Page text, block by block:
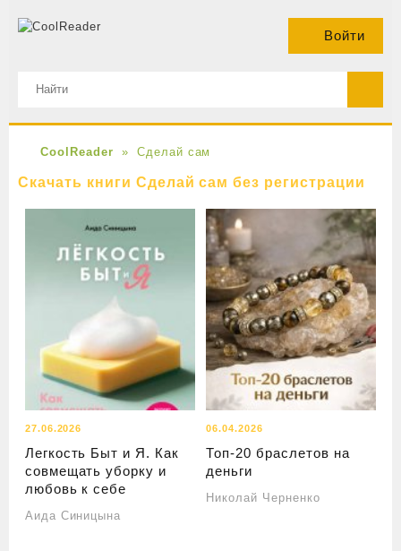
Войти
CoolReader Сделай сам
Скачать книги Сделай сам без регистрации
27.06.2026
Легкость Быт и Я. Как
совмещать уборку и
любовь к себе
Аида Синицына
06.04.2026
Топ-20 браслетов на
деньги
Николай Черненко